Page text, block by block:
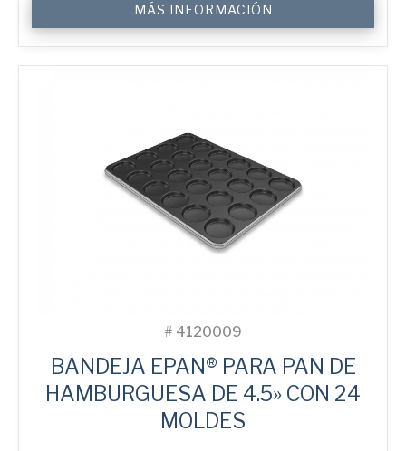
ePAN®
Bun
Tray
MÁS INFORMACIÓN
# 4120009
BANDEJA EPAN® PARA PAN DE
HAMBURGUESA DE 4.5» CON 24
MOLDES